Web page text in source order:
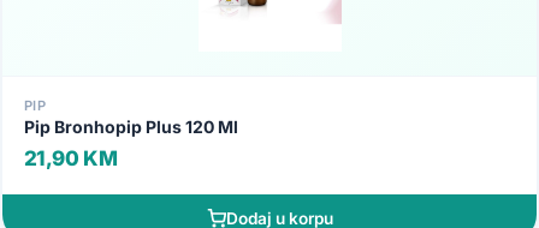
PIP
Pip Bronhopip Plus 120 Ml
21,90 KM
Dodaj u korpu